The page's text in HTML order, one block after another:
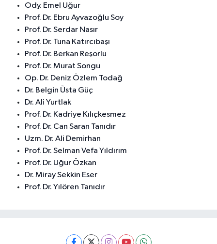
Ody. Emel Uğur
Prof. Dr. Ebru Ayvazoğlu Soy
Prof. Dr. Serdar Nasır
Prof. Dr. Tuna Katırcıbaşı
Prof. Dr. Berkan Reşorlu
Prof. Dr. Murat Songu
Op. Dr. Deniz Özlem Todağ
Dr. Belgin Üsta Güç
Dr. Ali Yurtlak
Prof. Dr. Kadriye Kılıçkesmez
Prof. Dr. Can Saran Tanıdır
Uzm. Dr. Ali Demirhan
Prof. Dr. Selman Vefa Yıldırım
Prof. Dr. Uğur Özkan
Dr. Miray Sekkin Eser
Prof. Dr. Yılören Tanıdır